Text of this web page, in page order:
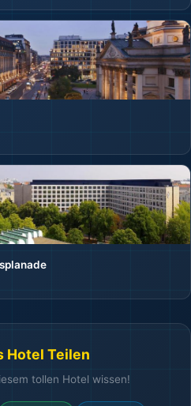
Hotel Teilen
tollen Hotel wissen!